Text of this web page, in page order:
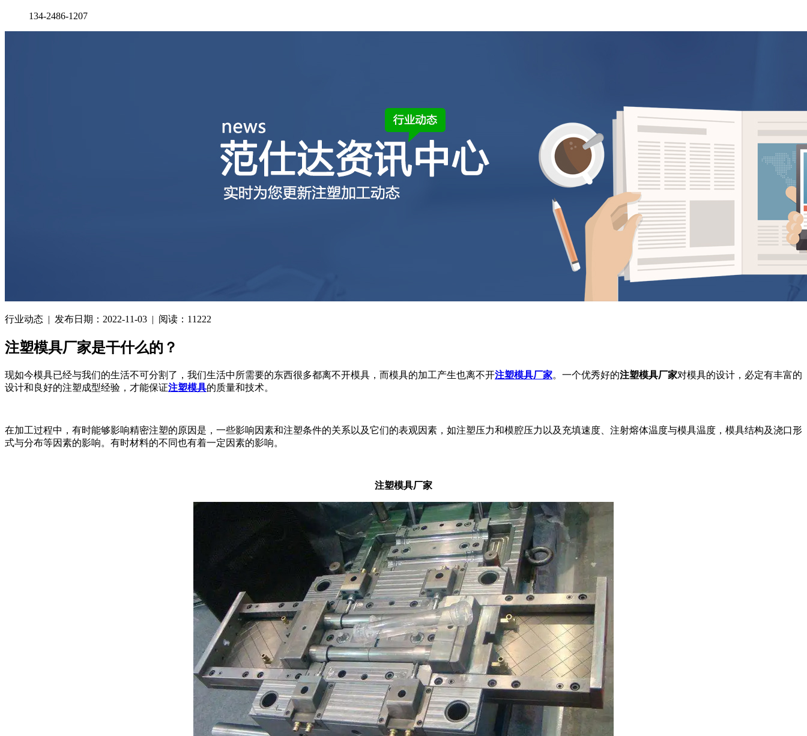
134-2486-1207
行业动态 | 发布日期：2022-11-03 | 阅读：11222
注塑模具厂家是干什么的？
现如今模具已经与我们的生活不可分割了，我们生活中所需要的东西很多都离不开模具，而模具的加工产生也离不开注塑模具厂家。一个优秀好的注塑模具厂家对模具的设计，必定有丰富的
设计和良好的注塑成型经验，才能保证注塑模具的质量和技术。
在加工过程中，有时能够影响精密注塑的原因是，一些影响因素和注塑条件的关系以及它们的表观因素，如注塑压力和模腔压力以及充填速度、注射熔体温度与模具温度，模具结构及浇口形
式与分布等因素的影响。有时材料的不同也有着一定因素的影响。
注塑模具厂家